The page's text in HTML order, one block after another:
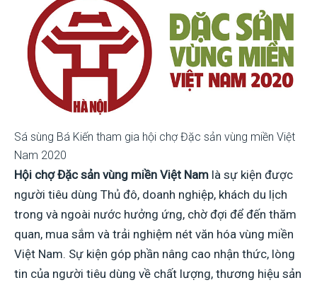
Sá sùng Bá Kiến tham gia hội chợ Đặc sản vùng miền Việt
Nam 2020
Hội chợ Đặc sản vùng miền Việt Nam là sự kiện được
người tiêu dùng Thủ đô, doanh nghiệp, khách du lịch
trong và ngoài nước hưởng ứng, chờ đợi để đến thăm
quan, mua sắm và trải nghiệm nét văn hóa vùng miền
Việt Nam. Sự kiện góp phần nâng cao nhận thức, lòng
tin của người tiêu dùng về chất lượng, thương hiệu sản